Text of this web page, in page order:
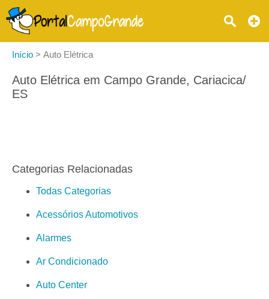
Início > Auto Elétrica
Auto Elétrica em Campo Grande, Cariacica/
ES
Categorias Relacionadas
Todas Categorias
Acessórios Automotivos
Alarmes
Ar Condicionado
Auto Center